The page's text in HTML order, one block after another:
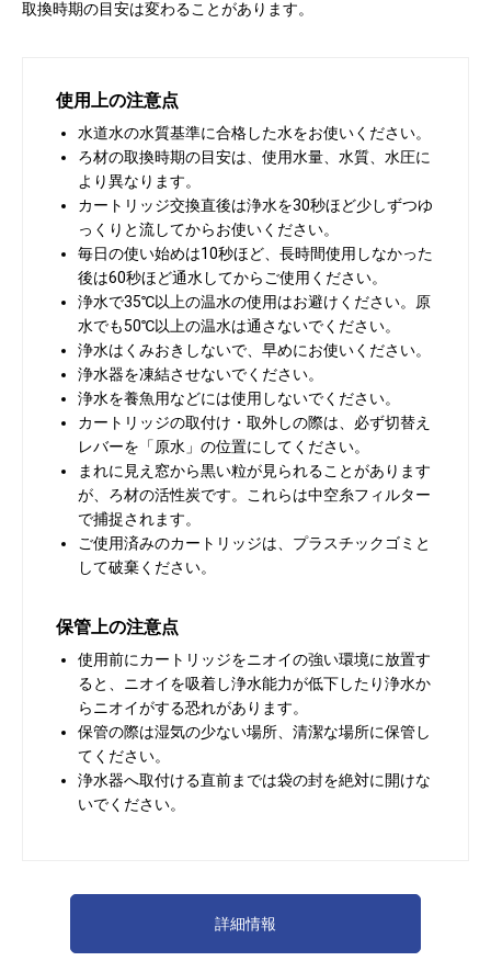
お買い物を続ける カートへ進む
取換時期の目安は変わることがあります。
使用上の注意点
水道水の水質基準に合格した水をお使いください。
ろ材の取換時期の目安は、使用水量、水質、水圧に
より異なります。
カートリッジ交換直後は浄水を30秒ほど少しずつゆ
っくりと流してからお使いください。
毎日の使い始めは10秒ほど、長時間使用しなかった
後は60秒ほど通水してからご使用ください。
浄水で35℃以上の温水の使用はお避けください。原
水でも50℃以上の温水は通さないでください。
浄水はくみおきしないで、早めにお使いください。
浄水器を凍結させないでください。
浄水を養魚用などには使用しないでください。
カートリッジの取付け・取外しの際は、必ず切替え
レバーを「原水」の位置にしてください。
まれに見え窓から黒い粒が見られることがあります
が、ろ材の活性炭です。これらは中空糸フィルター
で捕捉されます。
ご使用済みのカートリッジは、プラスチックゴミと
して破棄ください。
保管上の注意点
使用前にカートリッジをニオイの強い環境に放置す
ると、ニオイを吸着し浄水能力が低下したり浄水か
らニオイがする恐れがあります。
保管の際は湿気の少ない場所、清潔な場所に保管し
てください。
浄水器へ取付ける直前までは袋の封を絶対に開けな
いでください。
詳細情報